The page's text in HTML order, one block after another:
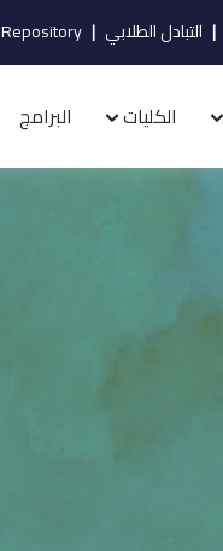
| التبادل الطلابي |
Repository
الكليات البرامج